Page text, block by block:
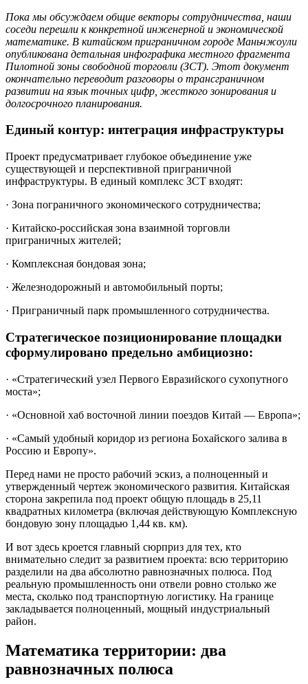
Пока мы обсуждаем общие векторы сотрудничества, наши
соседи перешли к конкретной инженерной и экономической
математике. В китайском приграничном городе Маньчжоули
опубликована детальная инфографика местного фрагмента
Пилотной зоны свободной торговли (ЗСТ). Этот документ
окончательно переводит разговоры о трансграничном
развитии на язык точных цифр, жесткого зонирования и
долгосрочного планирования.
Единый контур: интеграция инфраструктуры
Проект предусматривает глубокое объединение уже
существующей и перспективной приграничной
инфраструктуры. В единый комплекс ЗСТ входят:
· Зона пограничного экономического сотрудничества;
· Китайско-российская зона взаимной торговли
приграничных жителей;
· Комплексная бондовая зона;
· Железнодорожный и автомобильный порты;
· Приграничный парк промышленного сотрудничества.
Стратегическое позиционирование площадки
сформулировано предельно амбициозно:
· «Стратегический узел Первого Евразийского сухопутного
моста»;
· «Основной хаб восточной линии поездов Китай — Европа»;
· «Самый удобный коридор из региона Бохайского залива в
Россию и Европу».
Перед нами не просто рабочий эскиз, а полноценный и
утвержденный чертеж экономического развития. Китайская
сторона закрепила под проект общую площадь в 25,11
квадратных километра (включая действующую Комплексную
бондовую зону площадью 1,44 кв. км).
И вот здесь кроется главный сюрприз для тех, кто
внимательно следит за развитием проекта: всю территорию
разделили на два абсолютно равнозначных полюса. Под
реальную промышленность они отвели ровно столько же
места, сколько под транспортную логистику. На границе
закладывается полноценный, мощный индустриальный
район.
Математика территории: два
равнозначных полюса